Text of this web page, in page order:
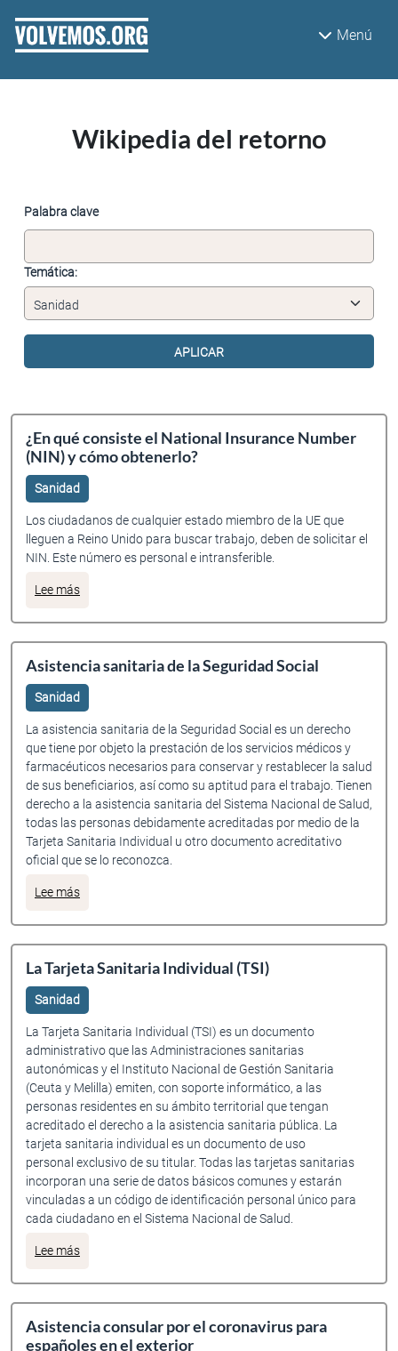
Menú
Wikipedia del retorno
Palabra clave
Temática:
¿En qué consiste el National Insurance Number
(NIN) y cómo obtenerlo?
Sanidad
Los ciudadanos de cualquier estado miembro de la UE que
lleguen a Reino Unido para buscar trabajo, deben de solicitar el
NIN. Este número es personal e intransferible.
Lee mássobre ¿En qué consiste el National Insurance Number
Asistencia sanitaria de la Seguridad Social
Sanidad
La asistencia sanitaria de la Seguridad Social es un derecho
que tiene por objeto la prestación de los servicios médicos y
farmacéuticos necesarios para conservar y restablecer la salud
de sus beneficiarios, así como su aptitud para el trabajo. Tienen
derecho a la asistencia sanitaria del Sistema Nacional de Salud,
todas las personas debidamente acreditadas por medio de la
Tarjeta Sanitaria Individual u otro documento acreditativo
oficial que se lo reconozca.
Lee mássobre Asistencia sanitaria de la Seguridad Social
La Tarjeta Sanitaria Individual (TSI)
Sanidad
La Tarjeta Sanitaria Individual (TSI) es un documento
administrativo que las Administraciones sanitarias
autonómicas y el Instituto Nacional de Gestión Sanitaria
(Ceuta y Melilla) emiten, con soporte informático, a las
personas residentes en su ámbito territorial que tengan
acreditado el derecho a la asistencia sanitaria pública. La
tarjeta sanitaria individual es un documento de uso
personal exclusivo de su titular. Todas las tarjetas sanitarias
incorporan una serie de datos básicos comunes y estarán
vinculadas a un código de identificación personal único para
cada ciudadano en el Sistema Nacional de Salud.
Lee mássobre La Tarjeta Sanitaria Individual (TSI)
Asistencia consular por el coronavirus para
españoles en el exterior